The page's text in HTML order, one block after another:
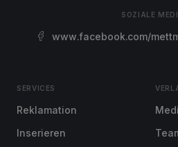
SOZIALE
www.facebook.com/
SERVICES
Reklamation
Inserieren